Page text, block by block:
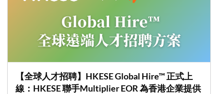
【全球人才招聘】HKESE Global Hire™ 正式上
線：HKESE 聯手Multiplier EOR 為香港企業提供